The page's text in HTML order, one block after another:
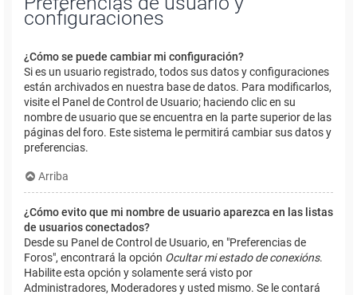
configuraciones
¿Cómo se puede cambiar mi configuración?
Si es un usuario registrado, todos sus datos y configuraciones
están archivados en nuestra base de datos. Para modificarlos,
visite el Panel de Control de Usuario; haciendo clic en su
nombre de usuario que se encuentra en la parte superior de las
páginas del foro. Este sistema le permitirá cambiar sus datos y
preferencias.
Arriba
¿Cómo evito que mi nombre de usuario aparezca en las listas
de usuarios conectados?
Desde su Panel de Control de Usuario, en "Preferencias de
Foros", encontrará la opción Ocultar mi estado de conexións.
Habilite esta opción y solamente será visto por
Administradores, Moderadores y usted mismo. Se le contará